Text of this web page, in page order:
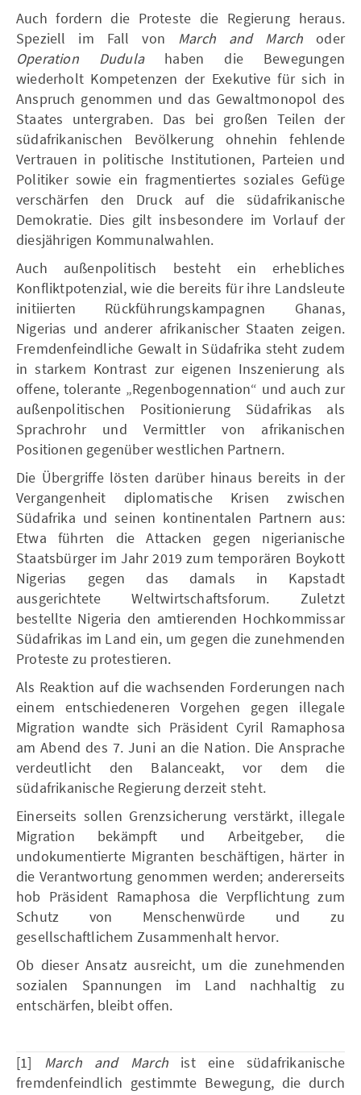
Auch fordern die Proteste die Regierung heraus.
Speziell im Fall von March and March oder
Operation Dudulahaben die Bewegungen
wiederholt Kompetenzen der Exekutive für sich in
Anspruch genommen und das Gewaltmonopol des
Staates untergraben. Das bei großen Teilen der
südafrikanischen Bevölkerung ohnehin fehlende
Vertrauen in politische Institutionen, Parteien und
Politiker sowie ein fragmentiertes soziales Gefüge
verschärfen den Druck auf die südafrikanische
Demokratie. Dies gilt insbesondere im Vorlauf der
diesjährigen Kommunalwahlen.
Auch außenpolitisch besteht ein erhebliches
Konfliktpotenzial, wie die bereits für ihre Landsleute
initiierten Rückführungskampagnen Ghanas,
Nigerias und anderer afrikanischer Staaten zeigen.
Fremdenfeindliche Gewalt in Südafrika steht zudem
in starkem Kontrast zur eigenen Inszenierung als
offene, tolerante „Regenbogennation“ und auch zur
außenpolitischen Positionierung Südafrikas als
Sprachrohr und Vermittler von afrikanischen
Positionen gegenüber westlichen Partnern.
Die Übergriffe lösten darüber hinaus bereits in der
Vergangenheit diplomatische Krisen zwischen
Südafrika und seinen kontinentalen Partnern aus:
Etwa führten die Attacken gegen nigerianische
Staatsbürger im Jahr 2019 zum temporären Boykott
Nigerias gegen das damals in Kapstadt
ausgerichtete Weltwirtschaftsforum. Zuletzt
bestellte Nigeria den amtierenden Hochkommissar
Südafrikas im Land ein, um gegen die zunehmenden
Proteste zu protestieren.
Als Reaktion auf die wachsenden Forderungen nach
einem entschiedeneren Vorgehen gegen illegale
Migration wandte sich Präsident Cyril Ramaphosa
am Abend des 7. Juni an die Nation. Die Ansprache
verdeutlicht den Balanceakt, vor dem die
südafrikanische Regierung derzeit steht.
Einerseits sollen Grenzsicherung verstärkt, illegale
Migration bekämpft und Arbeitgeber, die
undokumentierte Migranten beschäftigen, härter in
die Verantwortung genommen werden; andererseits
hob Präsident Ramaphosa die Verpflichtung zum
Schutz von Menschenwürde und zu
gesellschaftlichem Zusammenhalt hervor.
Ob dieser Ansatz ausreicht, um die zunehmenden
sozialen Spannungen im Land nachhaltig zu
entschärfen, bleibt offen.
[1] March and Marchist eine südafrikanische
fremdenfeindlich gestimmte Bewegung, die durch